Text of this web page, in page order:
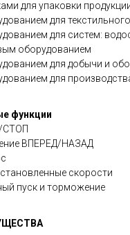
для упаковки
для
для систем:
оборудованием
для добычи и
для
функции
СТОП
ВПЕРЕД/НАЗАД
скорости
пуск и торможение